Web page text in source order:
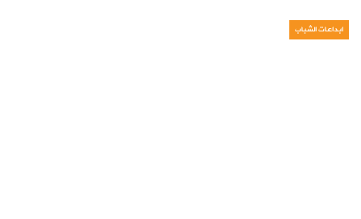
ابداعات الشباب